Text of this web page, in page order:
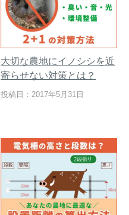
大切な農地にイノシシを近
寄らせない対策とは？
投稿日：2017年5月31日